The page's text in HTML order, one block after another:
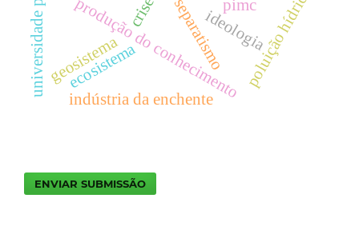
ideologiapoluição hídrica
produção do conhecimento
separatismo
crise
ecosistema
indústria da enchente
pimc
geosistema
ENVIAR SUBMISSÃO